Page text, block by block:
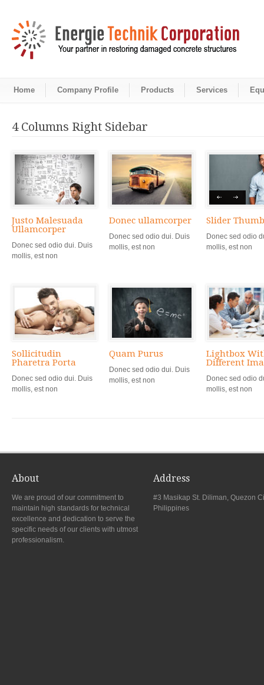
Home Company Profile Products Services
4 Columns Right Sidebar
Justo Malesuada
Ullamcorper
Donec sed odio dui. Duis
mollis, est non
Donec ullamcorper
Donec sed odio dui. Duis
mollis, est non
Slider
Donec sed odio
mollis, est non
Sollicitudin
Pharetra Porta
Donec sed odio dui. Duis
mollis, est non
Quam Purus
Donec sed odio dui. Duis
mollis, est non
Lightbox
Different
Donec sed odio
mollis, est non
About
We are proud of our commitment to
maintain high standards for technical
excellence and dedication to serve the
specific needs of our clients with utmost
professionalism.
Address
#3 Masikap St. Diliman, Quezon
Philippines